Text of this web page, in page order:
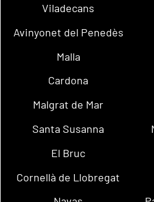
Viladecans
Avinyonet del Penedès
Malla
Cardona
Malgrat de Mar
Santa Susanna
El Bruc
Cornellà de Llobregat